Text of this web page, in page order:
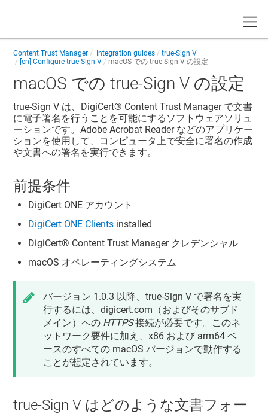
Content Trust Manager Integration guides
true-Sign V
[en] Configure true-Sign V
macOS での true-Sign V の設定
macOS での true-Sign V の設定
true-Sign V は、 DigiCert​​®​​ Content Trust Managerで文書
に電子署名を行うことを可能にするソフトウェアソリュ
ーションです。Adobe Acrobat Reader などのアプリケー
ションを使用して、コンピュータ上で安全に署名の作成
や文書への署名を実行できます。
前提条件
DigiCert ONE アカウント
DigiCert ONE Clients installed
DigiCert​​®​​ Content Trust Managerクレデンシャル
macOS オペレーティングシステム
バージョン 1.0.3 以降、true-Sign V で署名を実
行するには、digicert.com（およびそのサブド
メイン）への HTTPS接続が必要です。このネ
ットワーク要件に加え、x86 および arm64 ベ
ースのすべての macOS バージョンで動作する
ことが想定されています。
true-Sign V はどのような文書フォー